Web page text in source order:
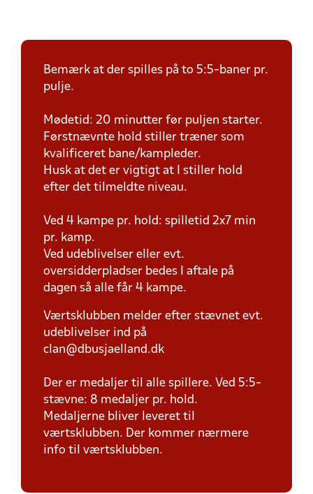
Bemærk at der spilles på to 5:5-baner pr.
pulje.
Mødetid: 20 minutter før puljen starter.
Førstnævnte hold stiller træner som
kvalificeret bane/kampleder.
Husk at det er vigtigt at I stiller hold
efter det tilmeldte niveau.
Ved 4 kampe pr. hold: spilletid 2x7 min
pr. kamp.
Ved udeblivelser eller evt.
oversidderpladser bedes I aftale på
dagen så alle får 4 kampe.
Værtsklubben melder efter stævnet evt.
udeblivelser ind på
clan@dbusjaelland.dk
Der er medaljer til alle spillere. Ved 5:5-
stævne: 8 medaljer pr. hold.
Medaljerne bliver leveret til
værtsklubben. Der kommer nærmere
info til værtsklubben.